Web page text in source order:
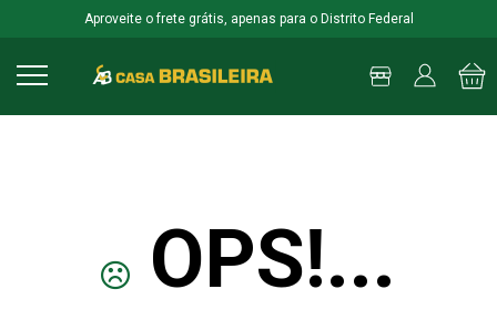
Aproveite o frete grátis, apenas para o Distrito Federal
OPS!...